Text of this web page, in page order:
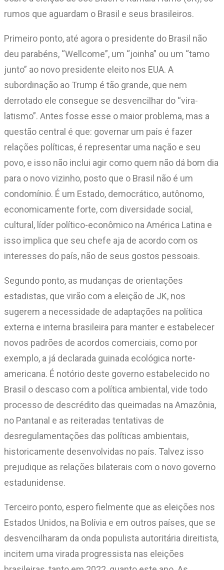
rumos que aguardam o Brasil e seus brasileiros.
Primeiro ponto, até agora o presidente do Brasil não
deu parabéns, “Wellcome”, um “joinha” ou um “tamo
junto” ao novo presidente eleito nos EUA. A
subordinação ao Trump é tão grande, que nem
derrotado ele consegue se desvencilhar do “vira-
latismo”. Antes fosse esse o maior problema, mas a
questão central é que: governar um país é fazer
relações políticas, é representar uma nação e seu
povo, e isso não inclui agir como quem não dá bom dia
para o novo vizinho, posto que o Brasil não é um
condomínio. É um Estado, democrático, autônomo,
economicamente forte, com diversidade social,
cultural, líder político-econômico na América Latina e
isso implica que seu chefe aja de acordo com os
interesses do país, não de seus gostos pessoais.
Segundo ponto, as mudanças de orientações
estadistas, que virão com a eleição de JK, nos
sugerem a necessidade de adaptações na política
externa e interna brasileira para manter e estabelecer
novos padrões de acordos comerciais, como por
exemplo, a já declarada guinada ecológica norte-
americana. É notório deste governo estabelecido no
Brasil o descaso com a política ambiental, vide todo
processo de descrédito das queimadas na Amazônia,
no Pantanal e as reiteradas tentativas de
desregulamentações das políticas ambientais,
historicamente desenvolvidas no país. Talvez isso
prejudique as relações bilaterais com o novo governo
estadunidense.
Terceiro ponto, espero fielmente que as eleições nos
Estados Unidos, na Bolívia e em outros países, que se
desvencilharam da onda populista autoritária direitista,
incitem uma virada progressista nas eleições